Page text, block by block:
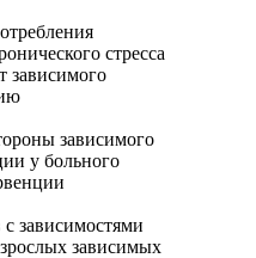
стресса
зависимого
зависимого
у больного
зависимостями
зависимых